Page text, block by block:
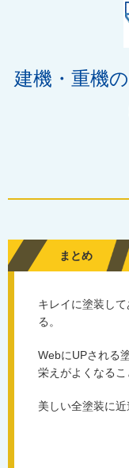
建機・重機
まとめ
キレイに塗装し
る。
WebにUPされる
栄えがよくなるこ
美しい全塗装に